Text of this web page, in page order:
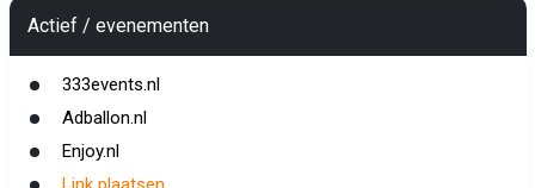
Actief / evenementen
333events.nl
Adballon.nl
Enjoy.nl